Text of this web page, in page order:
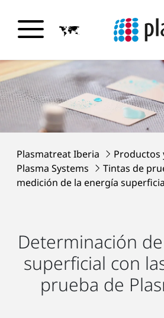
Plasmatreat Iberia
Productos
Plasma Systems
Tintas de
medición de la energía
Determinación
superficial con
prueba de